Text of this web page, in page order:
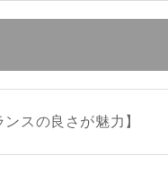
スの良さが魅力】